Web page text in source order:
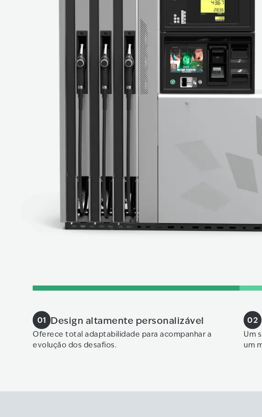
01 Design altamente personalizável
Oferece total adaptabilidade para acompanhar a
evolução dos desafios.
02
Um
um